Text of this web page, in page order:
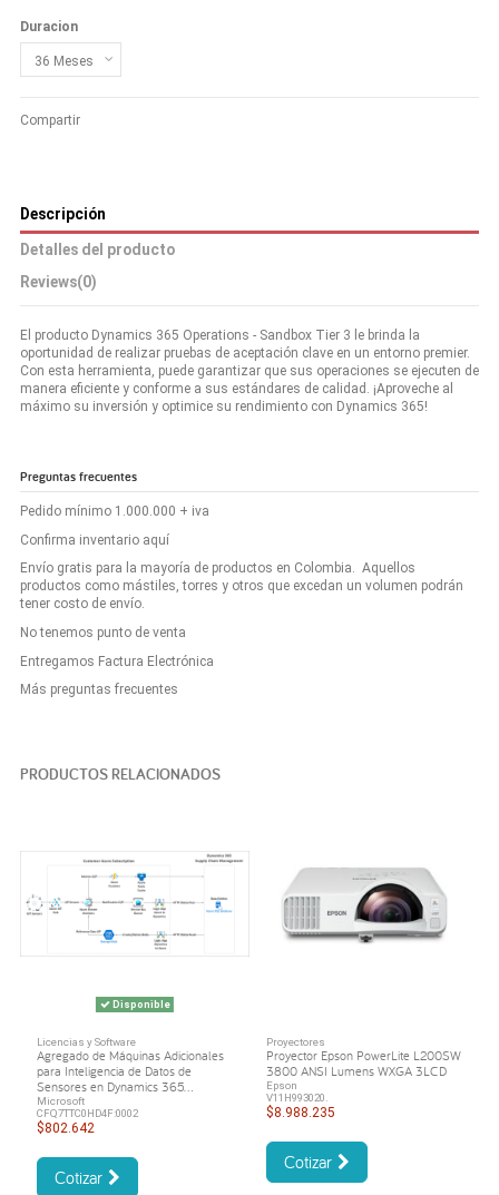
Duracion
Compartir
Descripción
Detalles del producto
Reviews(0)
El producto Dynamics 365 Operations - Sandbox Tier 3 le brinda la
oportunidad de realizar pruebas de aceptación clave en un entorno premier.
Con esta herramienta, puede garantizar que sus operaciones se ejecuten de
manera eficiente y conforme a sus estándares de calidad. ¡Aproveche al
máximo su inversión y optimice su rendimiento con Dynamics 365!
Preguntas frecuentes
Pedido mínimo 1.000.000 + iva
Confirma inventario aquí
Envío gratis para la mayoría de productos en Colombia. Aquellos
productos como mástiles, torres y otros que excedan un volumen podrán
tener costo de envío.
No tenemos punto de venta
Entregamos Factura Electrónica
Más preguntas frecuentes
PRODUCTOS RELACIONADOS
Disponible
Licencias y Software
Agregado de Máquinas Adicionales
para Inteligencia de Datos de
Sensores en Dynamics 365...
Microsoft
CFQ7TTC0HD4F:0002
$802.642
Cotizar
Proyectores
Proyector Epson PowerLite L200SW
3800 ANSI Lumens WXGA 3LCD
Epson
V11H993020.
$8.988.235
Cotizar